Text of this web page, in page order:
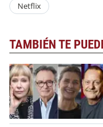
Netflix
TAMBIÉN TE